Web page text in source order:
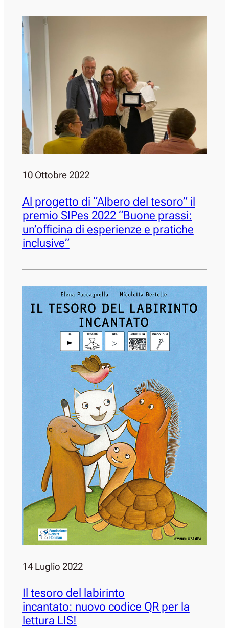
10 Ottobre 2022
Al progetto di “Albero del tesoro” il
premio SIPes 2022 “Buone prassi:
un’officina di esperienze e pratiche
inclusive”
14 Luglio 2022
Il tesoro del labirinto
incantato: nuovo codice QR per la
lettura LIS!